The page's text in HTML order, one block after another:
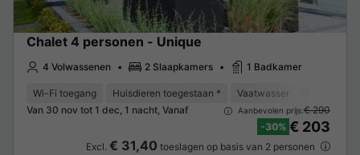
Chalet 4 personen - Unique
4 Volwassenen 2 Slaapkamers 1 Badkamer
Wi-Fi toegang Huisdieren toegestaan * Vaatwasser
Van 30 nov tot 1 dec, 1 nacht, Vanaf
Aanbevolen prijs:€ 290
-30% € 203
Excl. € 31,40 toeslagen op basis van 2 personen